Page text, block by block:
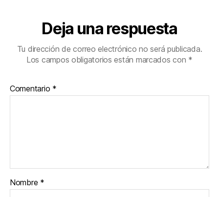
Deja una respuesta
Tu dirección de correo electrónico no será publicada.
Los campos obligatorios están marcados con *
Comentario *
Nombre *